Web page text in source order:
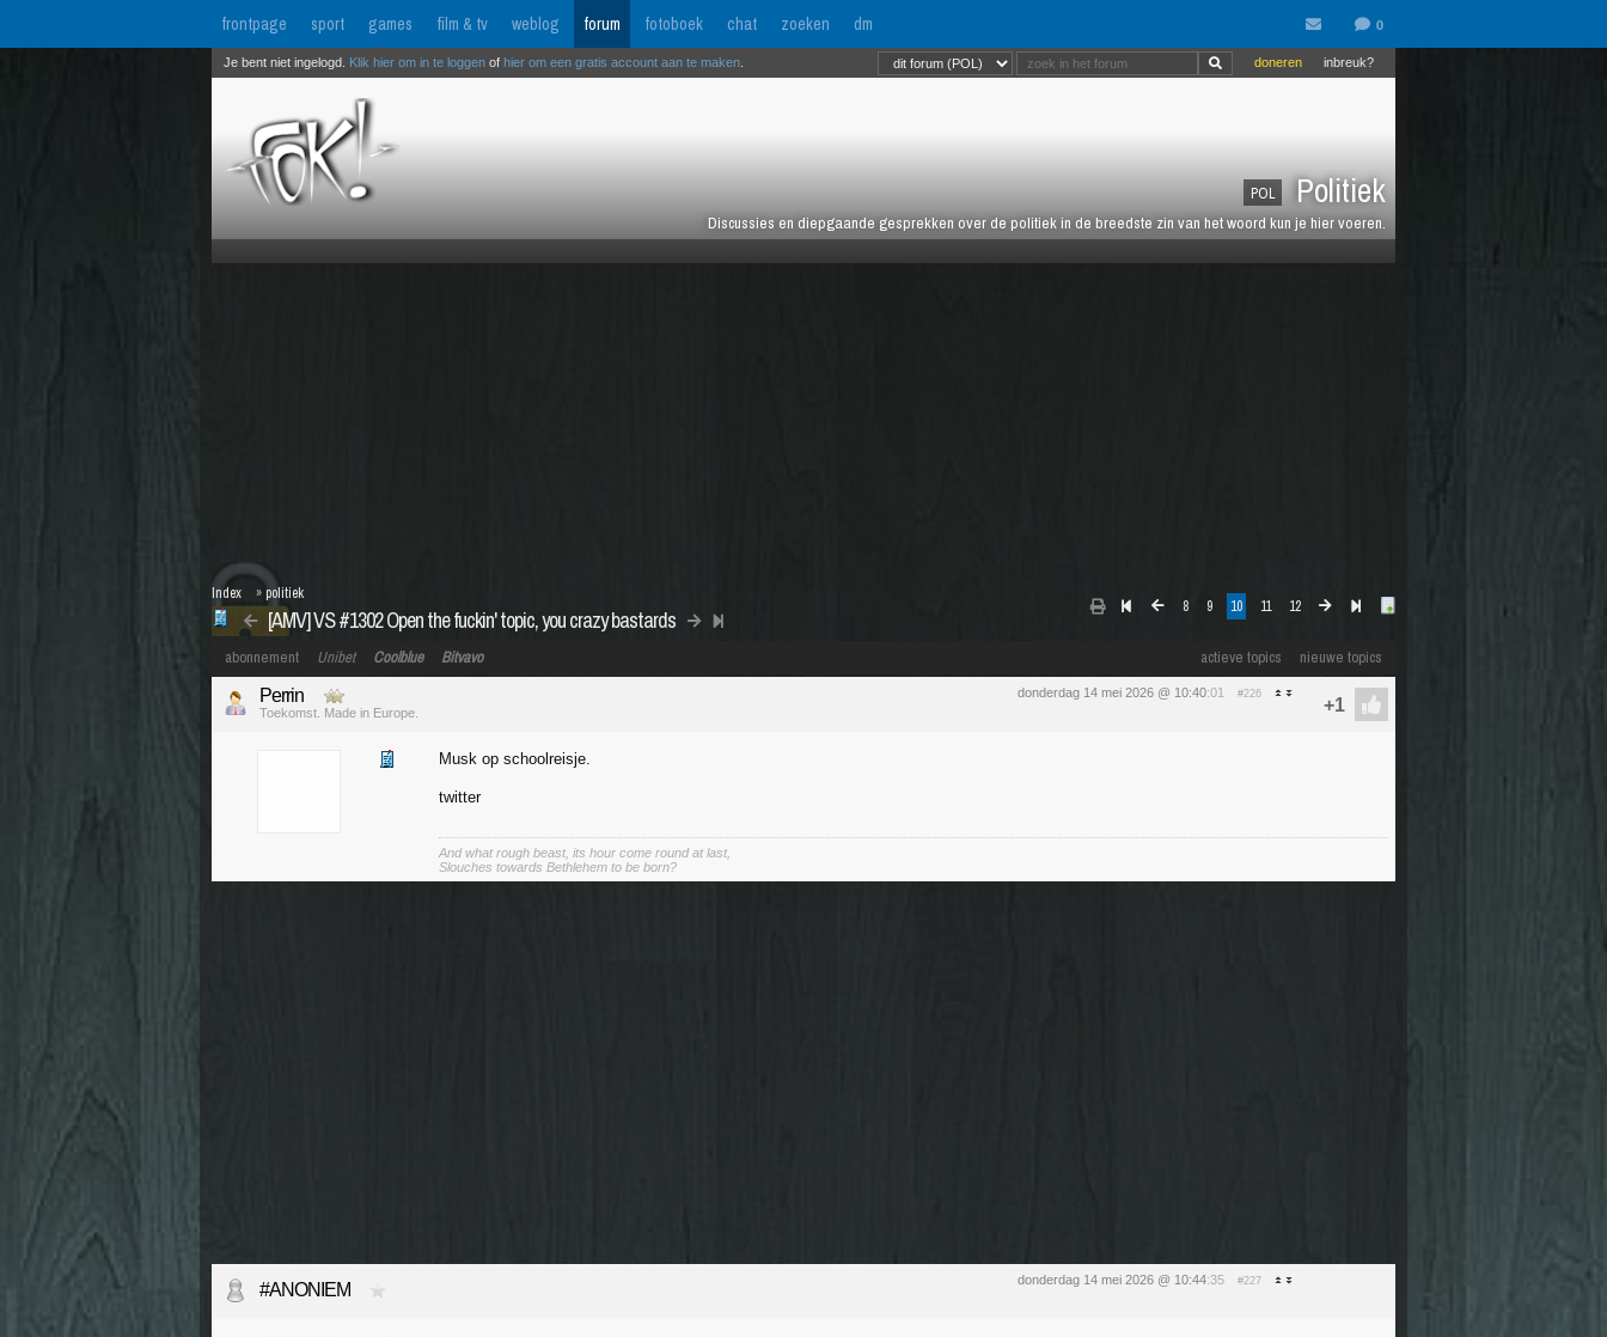
frontpage sport games film & tv weblog forum fotoboek chat zoeken dm
POL Politiek
Discussies en diepgaande gesprekken over de politiek in de breedste zin van het woord kun je hier voeren.
inbreuk?
doneren
Je bent niet ingelogd. Klik hier om in te loggen of hier om een gratis account aan te maken
8 9 10 11 12
[AMV] VS #1302 Open the fuckin' topic, you crazy bastards
Index » politiek
actieve topics nieuwe topics
abonnement Unibet Coolblue Bitvavo
donderdag 14 mei 2026 @ 10:40:01 #226
Perrin
Toekomst. Made in Europe.
Musk op schoolreisje.
twitter
And what rough beast, its hour come round at last,
Slouches towards Bethlehem to be born?
donderdag 14 mei 2026 @ 10:44:35 #227
#ANONIEM